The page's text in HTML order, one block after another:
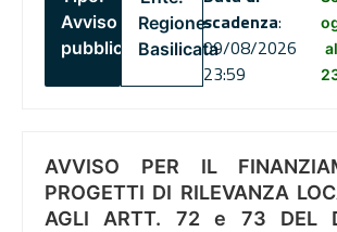
Avviso
pubblico
Regione
Basilicata
scadenza:
09/08/2026
23:59
AVVISO PER IL
PROGETTI DI RILEVANZA
AGLI ARTT. 72 e 73 DEL